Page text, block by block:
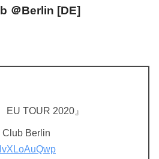
＠Berlin [DE]
EU TOUR 2020』
Club Berlin